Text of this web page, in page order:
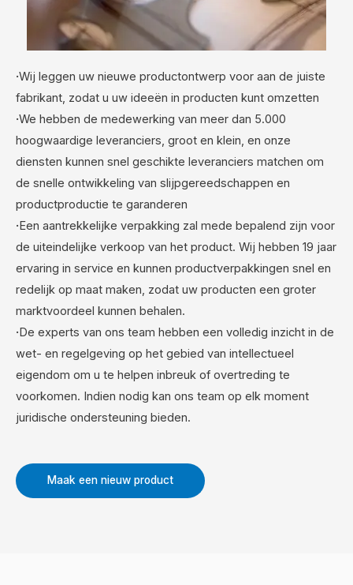
·Wij leggen uw nieuwe productontwerp voor aan de juiste
fabrikant, zodat u uw ideeën in producten kunt omzetten
·We hebben de medewerking van meer dan 5.000
hoogwaardige leveranciers, groot en klein, en onze
diensten kunnen snel geschikte leveranciers matchen om
de snelle ontwikkeling van slijpgereedschappen en
productproductie te garanderen
· Een aantrekkelijke verpakking zal mede bepalend zijn voor
de uiteindelijke verkoop van het product. Wij hebben 19 jaar
ervaring in service en kunnen productverpakkingen snel en
redelijk op maat maken, zodat uw producten een groter
marktvoordeel kunnen behalen.
· De experts van ons team hebben een volledig inzicht in de
wet- en regelgeving op het gebied van intellectueel
eigendom om u te helpen inbreuk of overtreding te
voorkomen. Indien nodig kan ons team op elk moment
juridische ondersteuning bieden.
Maak een nieuw product